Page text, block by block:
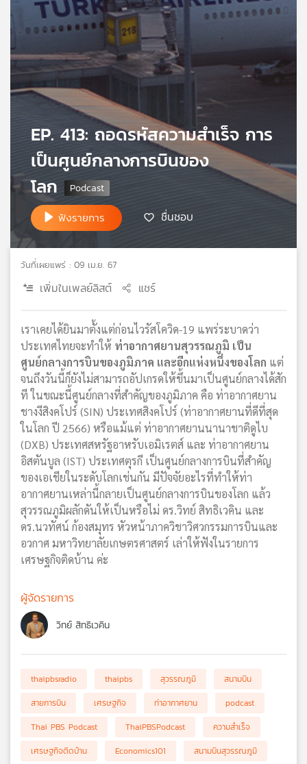
ข่าย
วิทยุ
ไทย
แผนที่
เครือ
ข่าย
EP. 413: ถอดรหัสความสำเร็จ การ
เป็นศูนย์กลางการบินของ
โลก
ฟังรายการ ชื่นชอบ
วันที่เผยแพร่ : 09 เม.ย. 67
เพิ่มในเพลย์ลิสต์ แชร์
เราเคยได้ยินมาตั้งแต่ก่อนไวรัสโควิด-19 แพร่ระบาดว่า
ประเทศไทยจะทำให้ ท่าอากาศยานสุวรรณภูมิ เป็น
ศูนย์กลางการบินของภูมิภาค และอีกแห่งหนึ่งของโลก แต่
จนถึงวันนี้ก็ยังไม่สามารถอัปเกรดให้ขึ้นมาเป็นศูนย์กลางได้สัก
ที ในขณะนี้ศูนย์กลางที่สำคัญของภูมิภาค คือ ท่าอากาศยาน
ชางงีสิงคโปร์ (SIN) ประเทศสิงคโปร์ (ท่าอากาศยานที่ดีที่สุด
ในโลก ปี 2566) หรือแม้แต่ ท่าอากาศยานนานาชาติดูไบ
(DXB) ประเทศสหรัฐอาหรับเอมิเรตส์ และ ท่าอากาศยาน
อิสตันบูล (IST) ประเทศตุรกี เป็นศูนย์กลางการบินที่สำคัญ
ของเอเชียในระดับโลกเช่นกัน มีปัจจัยอะไรที่ทำให้ท่า
อากาศยานเหล่านี้กลายเป็นศูนย์กลางการบินของโลก แล้ว
สุวรรณภูมิผลักดันให้เป็นหรือไม่ ดร.วิทย์ สิทธิเวคิน และ
ดร.นวทัศน์ ก้องสมุทร หัวหน้าภาควิชาวิศวกรรมการบินและ
อวกาศ มหาวิทยาลัยเกษตรศาสตร์ เล่าให้ฟังในรายการ
เศรษฐกิจติดบ้าน ค่ะ
ผู้จัดรายการ
วิทย์ สิทธิเวคิน
thaipbsradio thaipbs สุวรรณภูมิ
สนามบิน
สายการบิน
เศรษฐกิจ ท่าอากาศยาน
podcast
Thai PBS Podcast
ThaiPBSPodcast
ความสำเร็จ
เศรษฐกิจติดบ้าน
Economics101
สนามบินสุวรรณภูมิ